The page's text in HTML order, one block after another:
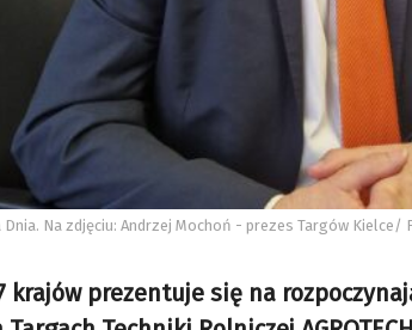
Na zdjęciu: Andrzej Mochoń - prezes Targów Kielce/
krajów prezentuje się na